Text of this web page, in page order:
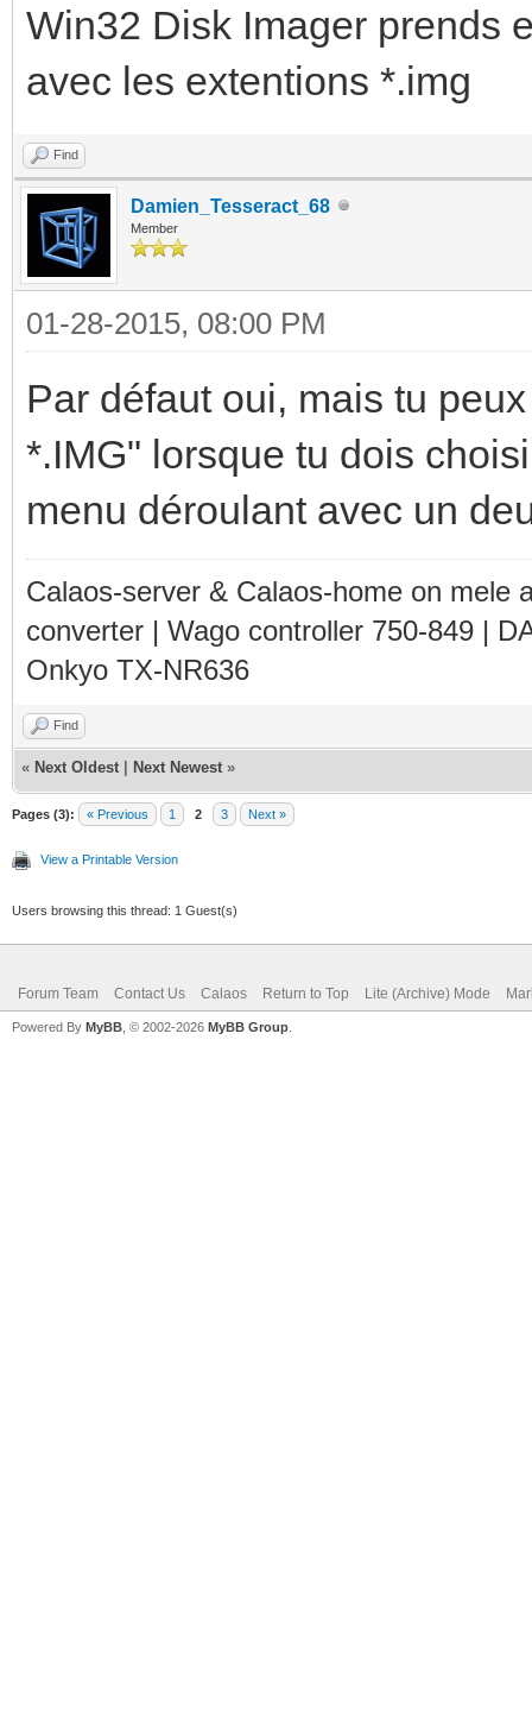
Win32 Disk Imager prends
avec les extentions *.img
Find
Damien_Tesseract_68
Member
01-28-2015, 08:00 PM
Par défaut oui, mais tu
*.IMG" lorsque tu dois
menu déroulant avec un
Calaos-server & Calaos-home on mele
converter | Wago controller 750-849 |
Onkyo TX-NR636
Find
« Next Oldest Next Newest »
Pages (3): « Previous 1 2 3 Next »
View a Printable Version
Users browsing this thread: 1 Guest(s)
Forum Team Contact Us Calaos Return to Top Lite (Archive) Mode
Powered By MyBB , © 2002-2026 MyBB Group